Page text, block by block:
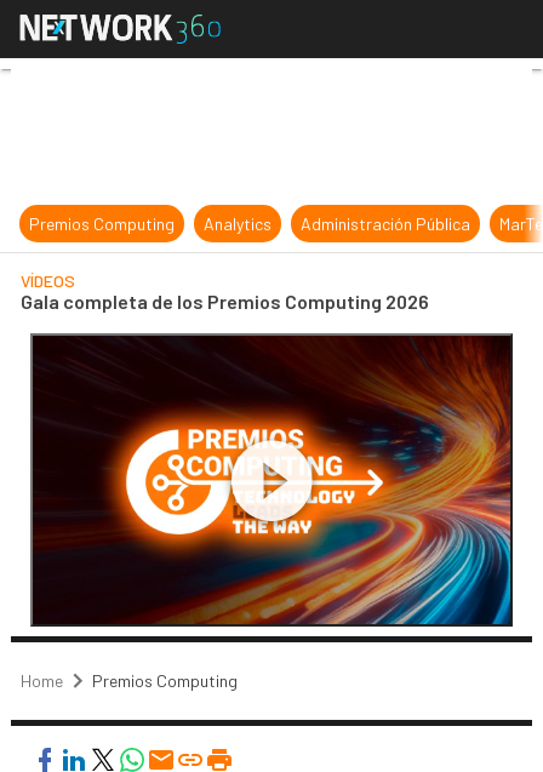
Gala completa de los Premios
Premios Computing Analytics Administración Pública
VÍDEOS
Gala completa de los Premios Computing 2026
Home Premios Computing